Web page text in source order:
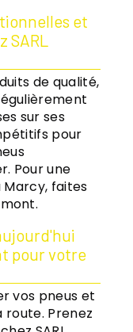
et
de qualité,
sur ses
pour
Pour une
faites
pour votre
vos pneus et
Prenez